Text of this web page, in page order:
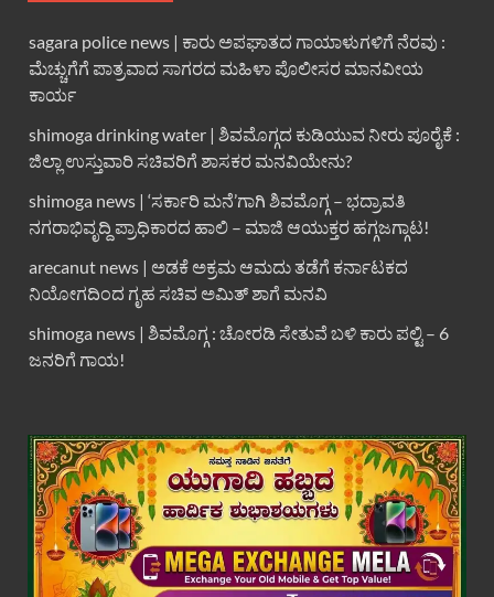
sagara police news | ಕಾರು ಅಪಘಾತದ ಗಾಯಾಳುಗಳಿಗೆ ನೆರವು :
ಮೆಚ್ಚುಗೆಗೆ ಪಾತ್ರವಾದ ಸಾಗರದ ಮಹಿಳಾ ಪೊಲೀಸರ ಮಾನವೀಯ
ಕಾರ್ಯ
shimoga drinking water | ಶಿವಮೊಗ್ಗದ ಕುಡಿಯುವ ನೀರು ಪೂರೈಕೆ :
ಜಿಲ್ಲಾ ಉಸ್ತುವಾರಿ ಸಚಿವರಿಗೆ ಶಾಸಕರ ಮನವಿಯೇನು?
shimoga news | ‘ಸರ್ಕಾರಿ ಮನೆ’ಗಾಗಿ ಶಿವಮೊಗ್ಗ – ಭದ್ರಾವತಿ
ನಗರಾಭಿವೃದ್ದಿ ಪ್ರಾಧಿಕಾರದ ಹಾಲಿ – ಮಾಜಿ ಆಯುಕ್ತರ ಹಗ್ಗಜಗ್ಗಾಟ!
arecanut news | ಅಡಕೆ ಅಕ್ರಮ ಆಮದು ತಡೆಗೆ ಕರ್ನಾಟಕದ
ನಿಯೋಗದಿಂದ ಗೃಹ ಸಚಿವ ಅಮಿತ್ ಶಾಗೆ ಮನವಿ
shimoga news | ಶಿವಮೊಗ್ಗ : ಚೋರಡಿ ಸೇತುವೆ ಬಳಿ ಕಾರು ಪಲ್ಟಿ – 6
ಜನರಿಗೆ ಗಾಯ!